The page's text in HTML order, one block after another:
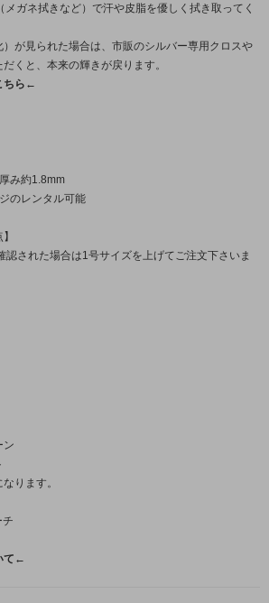
ガネ拭きなど）で汗や皮脂を優しく拭き取ってく
が見られた場合は、市販のシルバー専用クロスや
くと、本来の輝きが戻ります。
ちら←
み約1.8mm
のレンタル可能
認された場合は1号サイズを上げてご注文下さいま
ン
ります。
チ
て←